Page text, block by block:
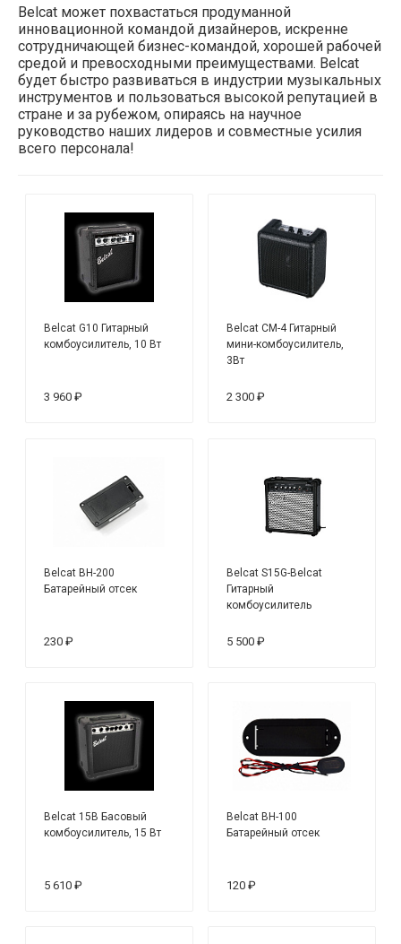
Belcat может похвастаться продуманной
инновационной командой дизайнеров, искренне
сотрудничающей бизнес-командой, хорошей рабочей
средой и превосходными преимуществами. Belcat
будет быстро развиваться в индустрии музыкальных
инструментов и пользоваться высокой репутацией в
стране и за рубежом, опираясь на научное
руководство наших лидеров и совместные усилия
всего персонала!
Belcat G10 Гитарный
комбоусилитель, 10 Вт
3 960 ₽
Belcat CM-4 Гитарный
мини-комбоусилитель,
3Вт
2 300 ₽
Belcat BH-200
Батарейный отсек
230 ₽
Belcat S15G-Belcat
Гитарный
комбоусилитель
5 500 ₽
Belcat 15B Басовый
комбоусилитель, 15 Вт
5 610 ₽
Belcat BH-100
Батарейный отсек
120 ₽